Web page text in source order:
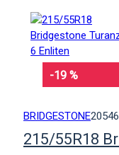
-19 %
BRIDGESTONE20546